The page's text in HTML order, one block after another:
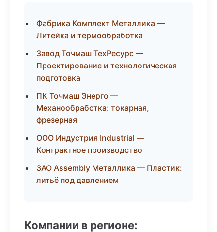
Фабрика Комплект Металлика —
Литейка и термообработка
Завод Точмаш ТехРесурс —
Проектирование и технологическая
подготовка
ПК Точмаш Энерго —
Механообработка: токарная,
фрезерная
ООО Индустрия Industrial —
Контрактное производство
ЗАО Assembly Металлика — Пластик:
литьё под давлением
Компании в регионе: